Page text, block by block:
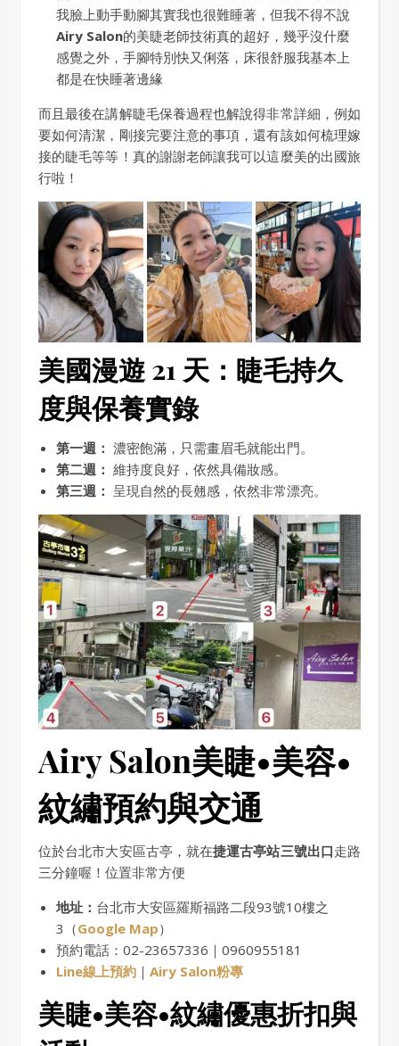
我臉上動手動腳其實我也很難睡著，但我不得不說
Airy Salon的美睫老師技術真的超好，幾乎沒什麼
感覺之外，手腳特別快又俐落，床很舒服我基本上
都是在快睡著邊緣
而且最後在講解睫毛保養過程也解說得非常詳細，例如
要如何清潔，剛接完要注意的事項，還有該如何梳理嫁
接的睫毛等等！真的謝謝老師讓我可以這麼美的出國旅
行啦！
美國漫遊 21 天：睫毛持久
度與保養實錄
第一週： 濃密飽滿，只需畫眉毛就能出門。
第二週： 維持度良好，依然具備妝感。
第三週： 呈現自然的長翹感，依然非常漂亮。
Airy Salon美睫•美容•
紋繡預約與交通
位於台北市大安區古亭，就在捷運古亭站三號出口走路
三分鐘喔！位置非常方便
地址： 台北市大安區羅斯福路二段93號10樓之
3（Google Map）
預約電話：02-23657336｜0960955181
Line線上預約 ｜ Airy Salon粉專
美睫•美容•紋繡優惠折扣與